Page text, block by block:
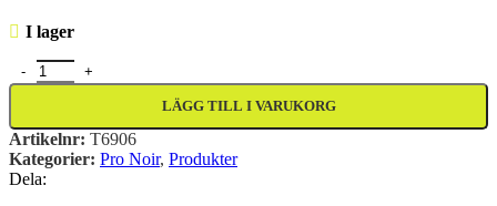
I lager
4Pets Pro Noir 4 Small mängd
LÄGG TILL I VARUKORG
Artikelnr: T6906
Kategorier: Pro Noir, Produkter
Dela: